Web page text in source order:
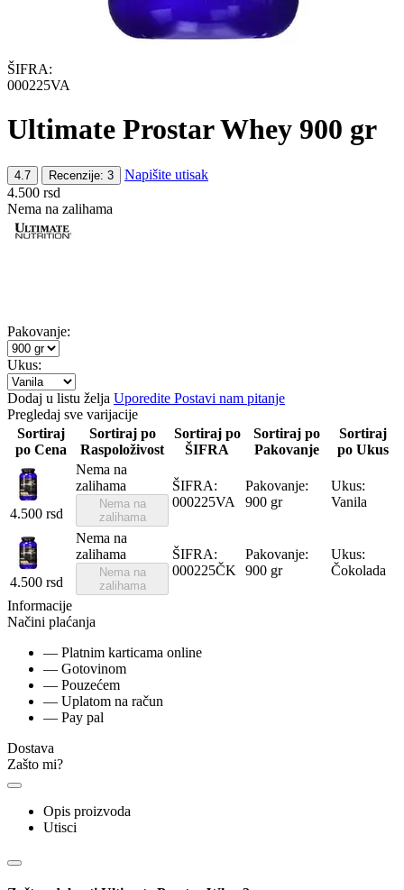
ŠIFRA:
000225VA
Ultimate Prostar Whey 900 gr
4.7 Recenzije: 3
Napišite utisak
4.500 rsd
Nema na zalihama
Pakovanje:
Ukus:
Dodaj u listu želja Uporedite Postavi nam pitanje
Pregledaj sve varijacije
Sortiraj
po Cena
Sortiraj po
Raspoloživost
Sortiraj po
ŠIFRA
Sortiraj po
Pakovanje
Sortiraj
po Ukus
4.500 rsd
Nema na
zalihama
Nema na
zalihama
ŠIFRA:
000225VA
Pakovanje:
900 gr
Ukus:
Vanila
4.500 rsd
Nema na
zalihama
Nema na
zalihama
ŠIFRA:
000225ČK
Pakovanje:
900 gr
Ukus:
Čokolada
Informacije
Načini plaćanja
— Platnim karticama online
— Gotovinom
— Pouzećem
— Uplatom na račun
— Pay pal
Dostava
Zašto mi?
Opis proizvoda
Utisci